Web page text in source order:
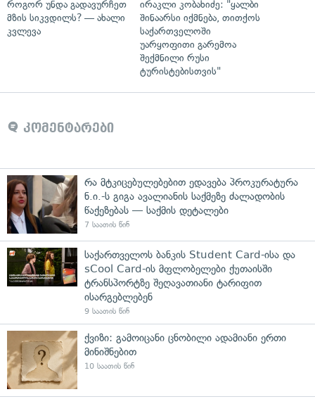
როგორ უნდა გადავურჩეთ
მზის სიკვდილს? — ახალი
კვლევა
ირაკლი კობახიძე: "ყალბი
შინაარსი იქმნება, თითქოს
საქართველოში
უარყოფითი გარემოა
შექმნილი რუსი
ტურისტებისთვის"
კომენტარები
რა მტკიცებულებებით ედავება პროკურატურა
ნ.ი.-ს გიგა ავალიანის საქმეზე ძალადობის
წაქეზებას — საქმის დეტალები
7 საათის წინ
საქართველოს ბანკის Student Card-ისა და
sCool Card-ის მფლობელები ქუთაისში
ტრანსპორტზე შეღავათიანი ტარიფით
ისარგებლებენ
9 საათის წინ
ქვიზი: გამოიცანი ცნობილი ადამიანი ერთი
მინიშნებით
10 საათის წინ